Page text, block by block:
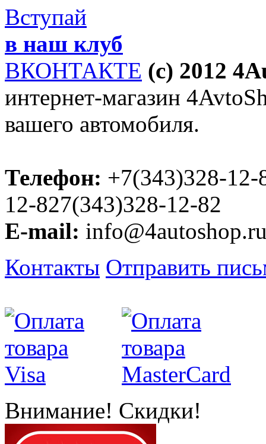
Вступай
в наш клуб
ВКОНТАКТЕ (c) 2012
интернет-магазин
вашего автомобиля.
Телефон: +7(343)328-
12-827(343)328-12-82
E-mail:
Контакты Отправить
Внимание! Скидки!